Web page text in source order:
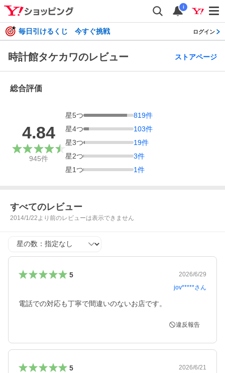
i
毎日引けるくじ 今すぐ挑戦 ログイン
時計館タケカワのレビュー ストアページ
総合評価
4.84
945件
星5つ 819件
星4つ 103件
星3つ 19件
星2つ 3件
星1つ 1件
すべてのレビュー
2014/1/22より前のレビューは表示できません
星の数
5
2026/6/29
jov*****さん
電話での対応も丁寧で間違いのないお店です。
違反報告
5
2026/6/21